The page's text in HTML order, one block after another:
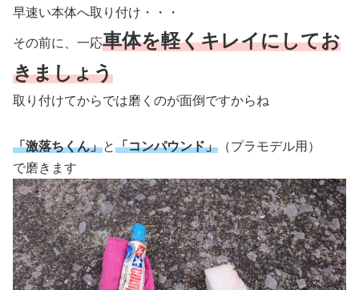
早速い本体へ取り付け・・・
その前に、一応車体を軽くキレイにしてお
きましょう
取り付けてからでは磨くのが面倒ですからね
「激落ちくん」と「コンパウンド」 （プラモデル用）
で磨きます